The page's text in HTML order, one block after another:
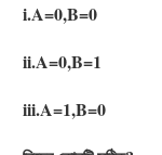
i.A=0,B=0
ii.A=0,B=1
iii.A=1,B=0